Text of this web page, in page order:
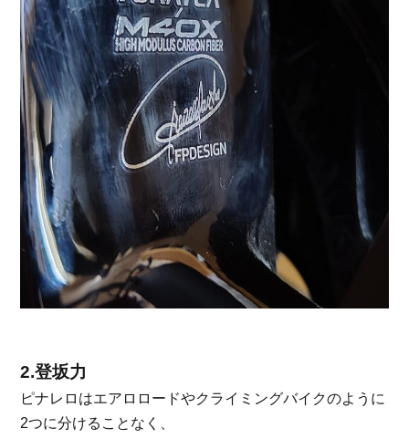
2.登坂力
ピナレロはエアロロードやクライミングバイクのように
2つに分けることなく、